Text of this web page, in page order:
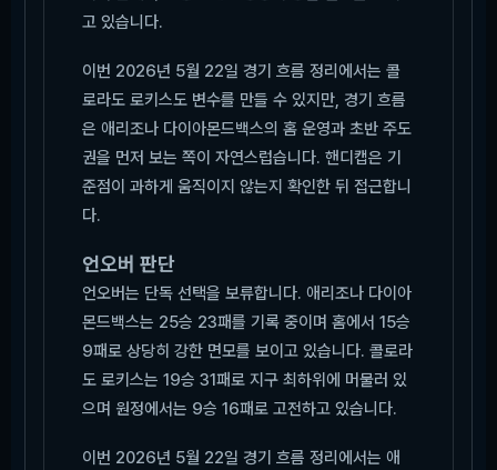
고 있습니다.
이번 2026년 5월 22일 경기 흐름 정리에서는 콜
로라도 로키스도 변수를 만들 수 있지만, 경기 흐름
은 애리조나 다이아몬드백스의 홈 운영과 초반 주도
권을 먼저 보는 쪽이 자연스럽습니다. 핸디캡은 기
준점이 과하게 움직이지 않는지 확인한 뒤 접근합니
다.
언오버 판단
언오버는 단독 선택을 보류합니다. 애리조나 다이아
몬드백스는 25승 23패를 기록 중이며 홈에서 15승
9패로 상당히 강한 면모를 보이고 있습니다. 콜로라
도 로키스는 19승 31패로 지구 최하위에 머물러 있
으며 원정에서는 9승 16패로 고전하고 있습니다.
이번 2026년 5월 22일 경기 흐름 정리에서는 애